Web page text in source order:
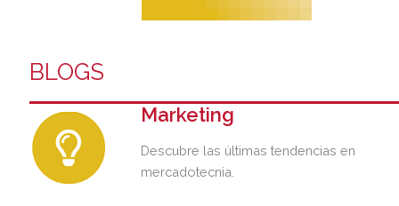
BLOGS
Marketing
Descubre las últimas tendencias en
mercadotecnia.